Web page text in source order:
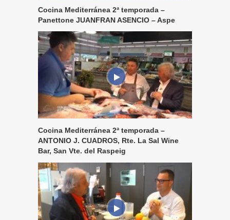
Cocina Mediterránea 2ª temporada –
Panettone JUANFRAN ASENCIO – Aspe
Cocina Mediterránea 2ª temporada –
ANTONIO J. CUADROS, Rte. La Sal Wine
Bar, San Vte. del Raspeig